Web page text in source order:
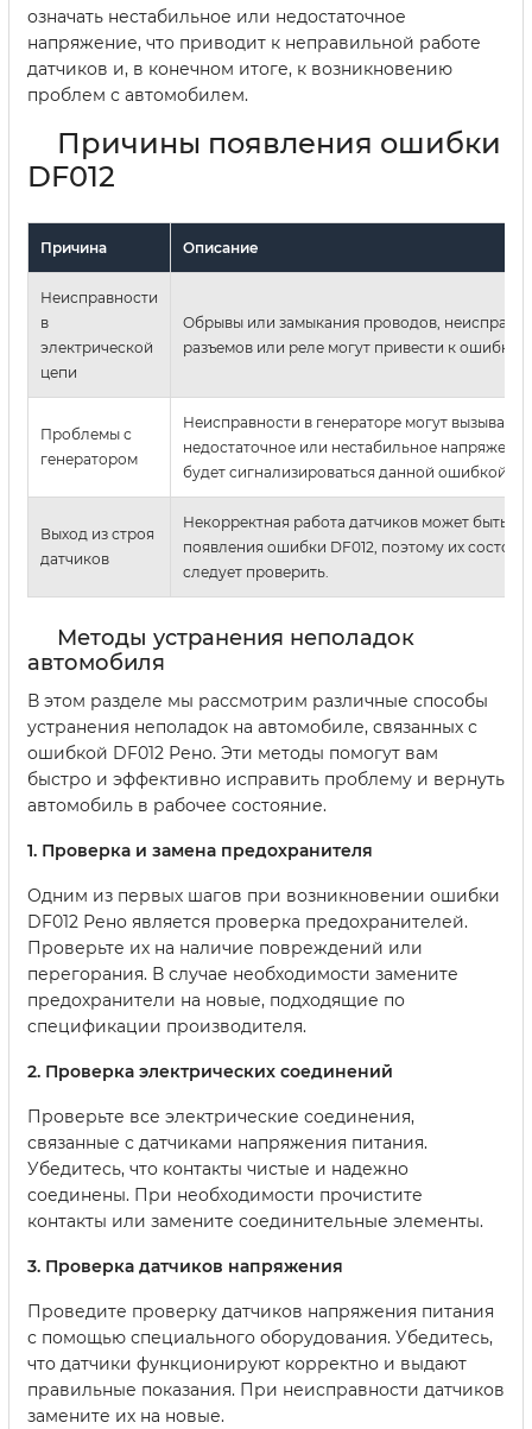
означать нестабильное или недостаточное
напряжение, что приводит к неправильной работе
датчиков и, в конечном итоге, к возникновению
проблем с автомобилем.
Причины появления ошибки
DF012
Причина Описание
Неисправности
в
электрической
цепи
Обрывы или замыкания проводов,
разъемов или реле могут привести к ошибке
Проблемы с
генератором
Неисправности в генераторе могут вызывать
недостаточное или нестабильное
будет сигнализироваться данной ошибкой.
Выход из строя
датчиков
Некорректная работа датчиков может быть
появления ошибки DF012, поэтому их
следует проверить.
Методы устранения неполадок
автомобиля
В этом разделе мы рассмотрим различные способы
устранения неполадок на автомобиле, связанных с
ошибкой DF012 Рено. Эти методы помогут вам
быстро и эффективно исправить проблему и вернуть
автомобиль в рабочее состояние.
1. Проверка и замена предохранителя
Одним из первых шагов при возникновении ошибки
DF012 Рено является проверка предохранителей.
Проверьте их на наличие повреждений или
перегорания. В случае необходимости замените
предохранители на новые, подходящие по
спецификации производителя.
2. Проверка электрических соединений
Проверьте все электрические соединения,
связанные с датчиками напряжения питания.
Убедитесь, что контакты чистые и надежно
соединены. При необходимости прочистите
контакты или замените соединительные элементы.
3. Проверка датчиков напряжения
Проведите проверку датчиков напряжения питания
с помощью специального оборудования. Убедитесь,
что датчики функционируют корректно и выдают
правильные показания. При неисправности датчиков
замените их на новые.